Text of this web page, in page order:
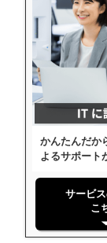
かんたんだか
よるサポート
サービ
こ